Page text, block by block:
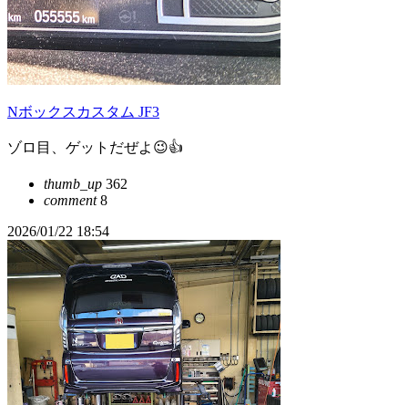
Nボックスカスタム JF3
ゾロ目、ゲットだぜよ😉👍
thumb_up 362
comment8
2026/01/22 18:54